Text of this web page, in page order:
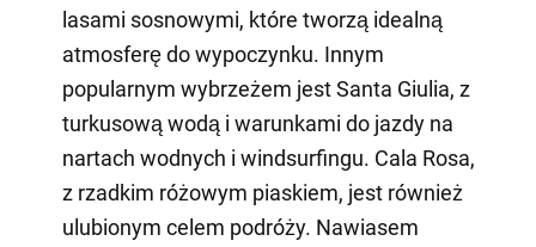
lasami sosnowymi, które tworzą idealną
atmosferę do wypoczynku. Innym
popularnym wybrzeżem jest Santa Giulia, z
turkusową wodą i warunkami do jazdy na
nartach wodnych i windsurfingu. Cala Rosa,
z rzadkim różowym piaskiem, jest również
ulubionym celem podróży. Nawiasem